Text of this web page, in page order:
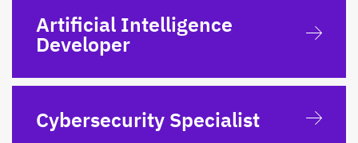
Artificial Intelligence
Developer
Cybersecurity Specialist